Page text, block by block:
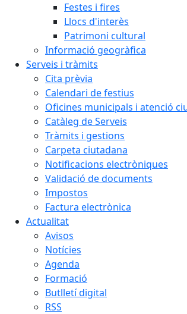
Festes i fires
Llocs d'interès
Patrimoni cultural
Informació geogràfica
Serveis i tràmits
Cita prèvia
Calendari de festius
Oficines municipals i atenció
Catàleg de Serveis
Tràmits i gestions
Carpeta ciutadana
Notificacions electròniques
Validació de documents
Impostos
Factura electrònica
Actualitat
Avisos
Notícies
Agenda
Formació
Butlletí digital
RSS